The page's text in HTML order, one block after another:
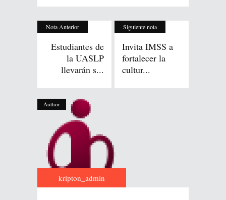
Nota Anterior
Estudiantes de
la UASLP
llevarán s...
Siguiente nota
Invita IMSS a
fortalecer la
cultur...
Author
kripton_admin